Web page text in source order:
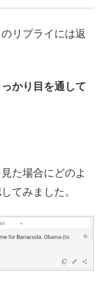
リプライには返
かり目を通して
た場合にどのよ
てみました。